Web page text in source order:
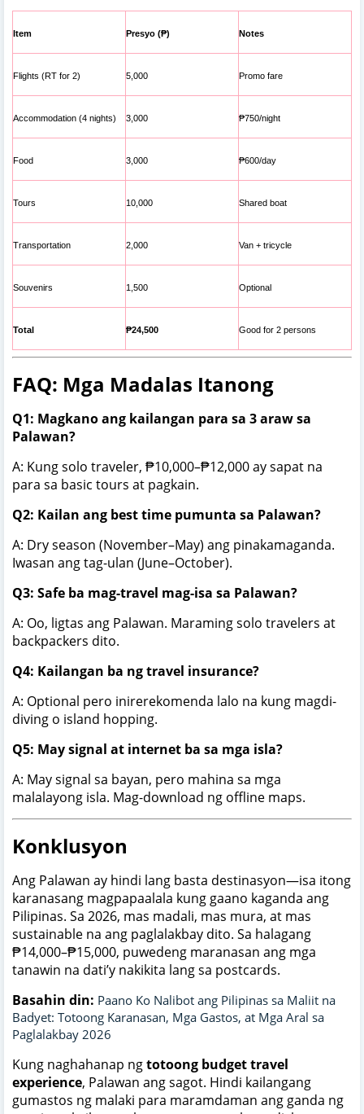
Item Presyo (₱) Notes
Flights (RT for 2) 5,000 Promo fare
Accommodation (4 nights) 3,000 ₱750/night
Food 3,000 ₱600/day
Tours 10,000 Shared boat
Transportation 2,000 Van + tricycle
Souvenirs 1,500 Optional
Total ₱24,500 Good for 2 persons
FAQ: Mga Madalas Itanong
Q1: Magkano ang kailangan para sa 3 araw sa
Palawan?
A: Kung solo traveler, ₱10,000–₱12,000 ay sapat na
para sa basic tours at pagkain.
Q2: Kailan ang best time pumunta sa Palawan?
A: Dry season (November–May) ang pinakamaganda.
Iwasan ang tag-ulan (June–October).
Q3: Safe ba mag-travel mag-isa sa Palawan?
A: Oo, ligtas ang Palawan. Maraming solo travelers at
backpackers dito.
Q4: Kailangan ba ng travel insurance?
A: Optional pero inirerekomenda lalo na kung magdi-
diving o island hopping.
Q5: May signal at internet ba sa mga isla?
A: May signal sa bayan, pero mahina sa mga
malalayong isla. Mag-download ng offline maps.
Konklusyon
Ang Palawan ay hindi lang basta destinasyon—isa itong
karanasang magpapaalala kung gaano kaganda ang
Pilipinas. Sa 2026, mas madali, mas mura, at mas
sustainable na ang paglalakbay dito. Sa halagang
₱14,000–₱15,000, puwedeng maranasan ang mga
tanawin na dati’y nakikita lang sa postcards.
Basahin din: Paano Ko Nalibot ang Pilipinas sa Maliit na
Badyet: Totoong Karanasan, Mga Gastos, at Mga Aral sa
Paglalakbay 2026
Kung naghahanap ngtotoong budget travel
experience, Palawan ang sagot. Hindi kailangang
gumastos ng malaki para maramdaman ang ganda ng